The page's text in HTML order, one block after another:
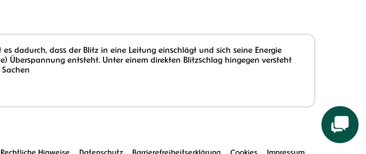
dadurch, dass der Blitz in eine Leitung einschlägt und sich seine Energie
Überspannung entsteht. Unter einem direkten Blitzschlag hingegen versteht